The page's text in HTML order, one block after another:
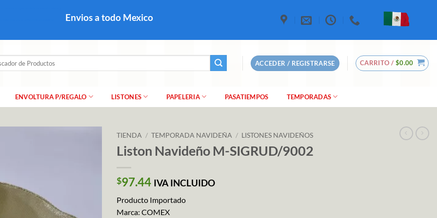
Envios a todo Mexico
ACCEDER / REGISTRARSE CARRITO / $0.00
ENVOLTURA P/REGALO LISTONES PAPELERIA PASATIEMPOS TEMPORADAS
TIENDA / TEMPORADA NAVIDEÑA / LISTONES NAVIDEÑOS
Liston Navideño M-SIGRUD/9002
$97.44 IVA INCLUIDO
Producto Importado
Marca: COMEX